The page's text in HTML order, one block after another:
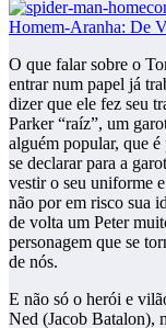
O que falar sobre o
entrar num papel já
dizer que ele fez seu
Parker “raíz”, um
alguém popular, que
se declarar para a
vestir o seu uniforme
não por em risco sua
de volta um Peter
personagem que se
de nós.
E não só o herói e
Ned (Jacob Batalon),